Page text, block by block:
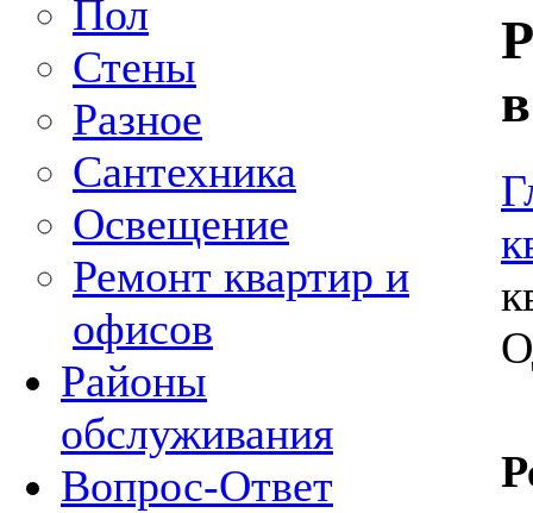
Пол
Стены
Разное
Сантехника
Освещение
Ремонт квартир и
офисов
Районы
обслуживания
Вопрос-Ответ